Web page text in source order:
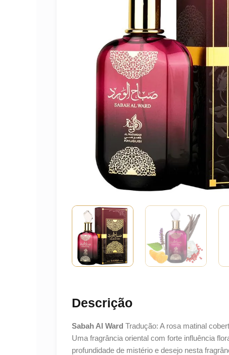
Descrição
Sabah Al Ward Tradução: A rosa matinal
Uma fragrância oriental com forte influência
profundidade de mistério e desejo nesta